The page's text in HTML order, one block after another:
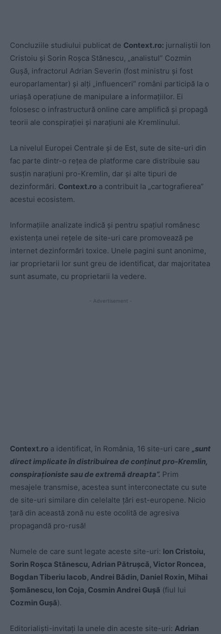
Concluziile studiului publicat de Context.ro: jurnaliștii Ion
Cristoiu și Sorin Roșca Stănescu, „analistul” Cozmin
Gușă, infractorul Adrian Severin (fost ministru și fost
europarlamentar) și alți „influenceri” români participă la o
uriașă operațiune de manipulare a informațiilor. Ei
folosesc o infrastructură online care amplifică și propagă
teorii ale conspirației și narațiuni ale Kremlinului.
La nivelul Europei Centrale și de Est, sute de site-uri din
fac parte dintr-o rețea de platforme care distribuie sau
susțin narațiuni pro-Kremlin, dar și alte tipuri de
dezinformări. Context.ro a contribuit la „cartografierea”
acestui ecosistem.
Informațiile analizate indică și pentru spațiul românesc
existența unei rețele de site-uri care promovează pe
internet dezinformări toxice. Unele pagini sunt anonime,
iar proprietarii lor sunt greu de identificat, dar majoritatea
sunt asumate, cu proprietarii la vedere.
- Advertisement -
Context.ro a identificat, în România, 16 site-uri care „sunt
direct implicate în distribuirea de conținut pro-Kremlin,
conspiraționiste sau de extremă dreapta”. Prim
mesajele transmise, acestea sunt interconectate cu sute
de site-uri similare din celelalte țări est-europene. Nicio
țară din această zonă nu este ocolită de agresiva
propagandă pro-rusă!
Numele de care sunt legate aceste site-uri: Ion Cristoiu,
Sorin Roșca Stănescu, Adrian Pătrușcă, Victor Roncea,
Bogdan Tiberiu Iacob, Andrei Bădin, Daniel Roxin, Mihai
Șomănescu, Ion Coja, Cosmin Andrei Gușă (fiul lui
Cozmin Gușă).
Editorialiști-invitați la unele din aceste site-uri: Adrian